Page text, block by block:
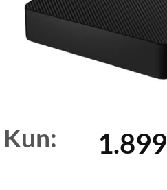
Kun: 1.899